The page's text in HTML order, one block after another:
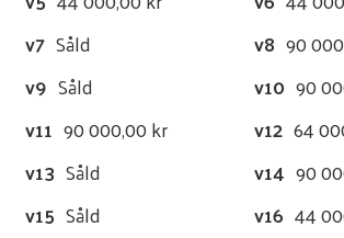
v7 Såld v8 90
v9 Såld v10 90
v11 90 000,00 kr v12 64
v13 Såld v14 90
v15 Såld v16 44